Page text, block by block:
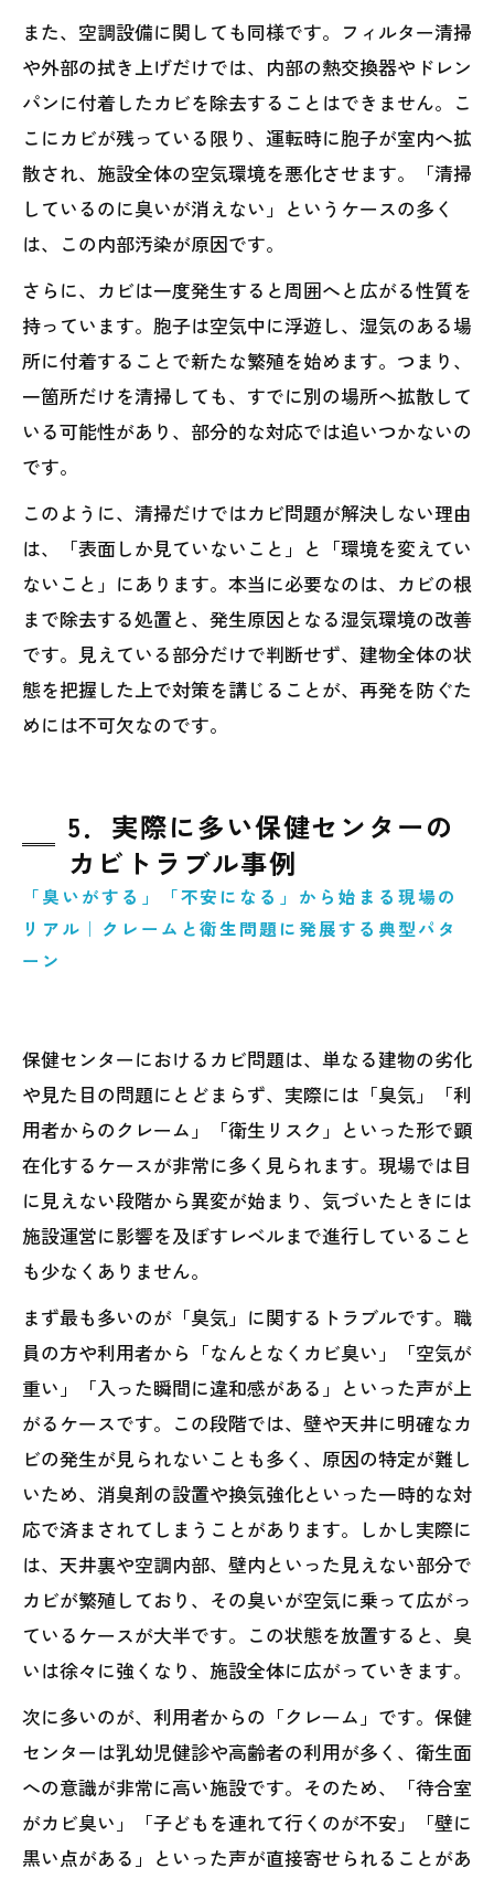
また、空調設備に関しても同様です。フィルター清掃
や外部の拭き上げだけでは、内部の熱交換器やドレン
パンに付着したカビを除去することはできません。こ
こにカビが残っている限り、運転時に胞子が室内へ拡
散され、施設全体の空気環境を悪化させます。「清掃
しているのに臭いが消えない」というケースの多く
は、この内部汚染が原因です。
さらに、カビは一度発生すると周囲へと広がる性質を
持っています。胞子は空気中に浮遊し、湿気のある場
所に付着することで新たな繁殖を始めます。つまり、
一箇所だけを清掃しても、すでに別の場所へ拡散して
いる可能性があり、部分的な対応では追いつかないの
です。
このように、清掃だけではカビ問題が解決しない理由
は、「表面しか見ていないこと」と「環境を変えてい
ないこと」にあります。本当に必要なのは、カビの根
まで除去する処置と、発生原因となる湿気環境の改善
です。見えている部分だけで判断せず、建物全体の状
態を把握した上で対策を講じることが、再発を防ぐた
めには不可欠なのです。
5．実際に多い保健センターの
カビトラブル事例
「臭いがする」「不安になる」から始まる現場の
リアル｜クレームと衛生問題に発展する典型パタ
ーン
保健センターにおけるカビ問題は、単なる建物の劣化
や見た目の問題にとどまらず、実際には「臭気」「利
用者からのクレーム」「衛生リスク」といった形で顕
在化するケースが非常に多く見られます。現場では目
に見えない段階から異変が始まり、気づいたときには
施設運営に影響を及ぼすレベルまで進行していること
も少なくありません。
まず最も多いのが「臭気」に関するトラブルです。職
員の方や利用者から「なんとなくカビ臭い」「空気が
重い」「入った瞬間に違和感がある」といった声が上
がるケースです。この段階では、壁や天井に明確なカ
ビの発生が見られないことも多く、原因の特定が難し
いため、消臭剤の設置や換気強化といった一時的な対
応で済まされてしまうことがあります。しかし実際に
は、天井裏や空調内部、壁内といった見えない部分で
カビが繁殖しており、その臭いが空気に乗って広がっ
ているケースが大半です。この状態を放置すると、臭
いは徐々に強くなり、施設全体に広がっていきます。
次に多いのが、利用者からの「クレーム」です。保健
センターは乳幼児健診や高齢者の利用が多く、衛生面
への意識が非常に高い施設です。そのため、「待合室
がカビ臭い」「子どもを連れて行くのが不安」「壁に
黒い点がある」といった声が直接寄せられることがあ